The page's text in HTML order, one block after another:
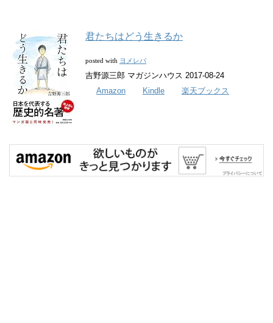
君たちはどう生きるか
posted with ヨメレバ
吉野源三郎 マガジンハウス 2017-08-24
Amazon
Kindle 楽天ブックス